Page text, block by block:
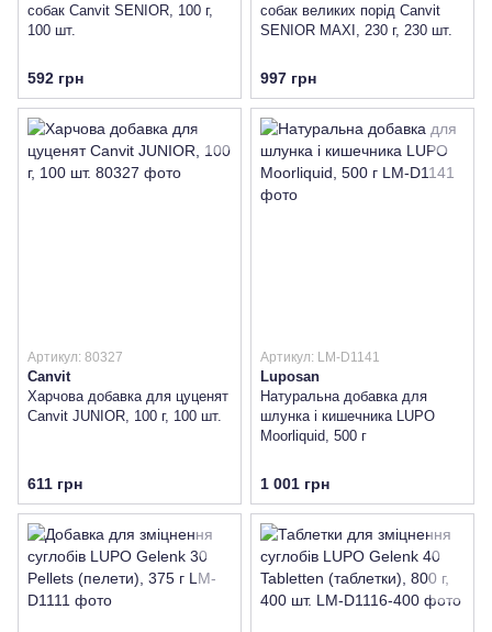
собак Canvit SENIOR, 100 г,
100 шт.
592 грн
собак великих порід Canvit
SENIOR MAXI, 230 г, 230 шт.
997 грн
Артикул: 80327
Canvit
Харчова добавка для цуценят
Canvit JUNIOR, 100 г, 100 шт.
611 грн
Артикул: LM-D1141
Luposan
Натуральна добавка для
шлунка і кишечника LUPO
Moorliquid, 500 г
1 001 грн